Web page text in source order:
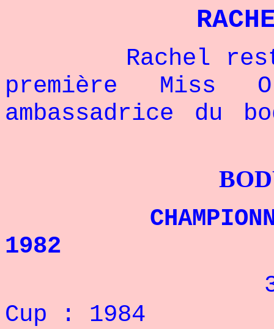
Rachel
première Miss
ambassadrice du
CHAMPIONNE
1982
3° au
Cup : 1984